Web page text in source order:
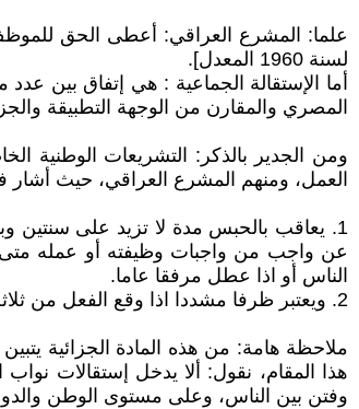
لسنة 1960 المعدل].
أما الإستقالة الجماعية : هي إتفاق بين
المصري والمقارن من الوجهة التطبيقة
ومن الجدير بالذكر: التشريعات الوطنية
العمل، ومنهم المشرع العراقي، حيث أشار في المادة (364) من قانون العقوبات العراقي، رقم
1. يعاقب بالحبس مدة لا تزيد على سنتین
عن واجب من واجبات وظیفته أو عمله
الناس أو اذا عطل مرفقا عاما.
2. ويعتبر ظرفا مشددا اذا وقع الفعل من ثلاثة اشخاص أو اكثر وكانوا متفقین على ذلك أو مبتغین منه تحقیق غرض مشترك.
ملاحظة هامة: من هذه المادة الجزائية
هذا المقام، نقول: ألا يدخل إستقالات
وفتن بین الناس، وعلى مستوى الوطن